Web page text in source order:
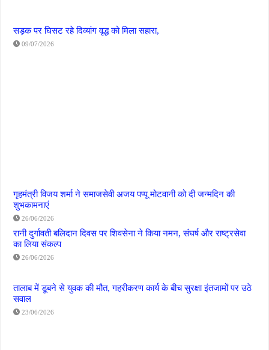
सड़क पर घिसट रहे दिव्यांग वृद्ध को मिला सहारा,
09/07/2026
गृहमंत्री विजय शर्मा ने समाजसेवी अजय पप्पू मोटवानी को दी जन्मदिन की
शुभकामनाएं
26/06/2026
रानी दुर्गावती बलिदान दिवस पर शिवसेना ने किया नमन, संघर्ष और राष्ट्रसेवा
का लिया संकल्प
26/06/2026
तालाब में डूबने से युवक की मौत, गहरीकरण कार्य के बीच सुरक्षा इंतजामों पर उठे
सवाल
23/06/2026